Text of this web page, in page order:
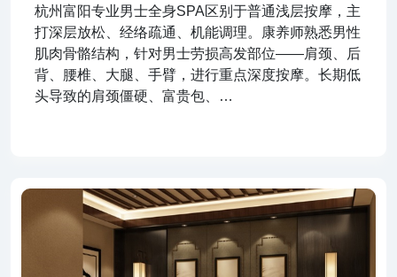
杭州富阳专业男士全身SPA区别于普通浅层按摩，主
打深层放松、经络疏通、机能调理。康养师熟悉男性
肌肉骨骼结构，针对男士劳损高发部位——肩颈、后
背、腰椎、大腿、手臂，进行重点深度按摩。长期低
头导致的肩颈僵硬、富贵包、…